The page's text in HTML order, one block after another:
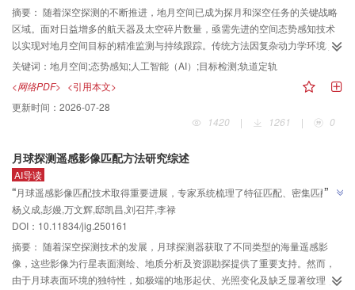
摘要： 随着深空探测的不断推进，地月空间已成为探月和深空任务的关键战略
区域。面对日益增多的航天器及太空碎片数量，亟需先进的空间态势感知技术
以实现对地月空间目标的精准监测与持续跟踪。传统方法因复杂动力学环境和
远距离探测精度限制，难以满足高精度轨迹预测和目标识别的需求，制约了地
月空间感知技术进一步发展，人工智能技术的快速发展为解决这一瓶颈问题提
供了新契机。本文系统梳理了人工智能技术在地月空间感知领域的应用进展，
涵盖空间目标监视需求、传统机器学习在目标检测及轨道定轨中的应用，以及
深度学习、强化学习等人工智能算法的初步应用。通过对国内外典型研究成果
面的发展展望。分析表明，人工智能方法在提升暗弱目标检测精度、智能轨道
确定及复杂态势感知方面表现出显著潜力，尽管面临数据匮乏和专用场景未知
等挑战，人工智能技术已初步展现出构建全天候、高自适应性地月空间智能感
知体系的能力。未来需加强人工智能与地月空间目标检测、轨道定轨与预报等
传统技术结合，持续拓展人工智能在地月空间感知领域的应用，推动地月空间
开发迈向智能化发展新阶段。
关键词： 地月空间;态势感知;人工智能（AI）;目标检测;轨道定轨
<网络PDF> <引用本文>
更新时间： 2026-07-28
1420
| 1261 | 0
月球探测遥感影像匹配方法研究综述
AI导读
“月球遥感影像匹配技术取得重要进展，专家系统梳理了特征匹配、密集匹配及
深度学习匹配方法的研究脉络，建立了完整的月球影像匹配技术体系，
HAPCG、ALIKE等算法表现优异，为解决月球极端环境下的影像匹配难题提供
了关键解决方案。”
”
杨义成,彭嫚,万文辉,邸凯昌,刘召芹,李禄
DOI： 10.11834/jig.250161
摘要： 随着深空探测技术的发展，月球探测器获取了不同类型的海量遥感影
像，这些影像为行星表面测绘、地质分析及资源勘探提供了重要支持。然而，
由于月球表面环境的独特性，如极端的地形起伏、光照变化及缺乏显著纹理，